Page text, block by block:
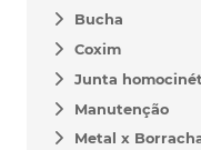
Bucha
Coxim
Junta
Manutenção
Metal x